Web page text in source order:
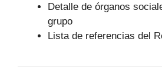
Detalle de órganos
grupo
Lista de referencias del